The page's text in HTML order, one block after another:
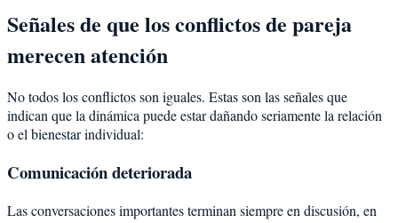
Señales de que los conflictos de pareja
merecen atención
No todos los conflictos son iguales. Estas son las señales que
indican que la dinámica puede estar dañando seriamente la relación
o el bienestar individual:
Comunicación deteriorada
Las conversaciones importantes terminan siempre en discusión, en